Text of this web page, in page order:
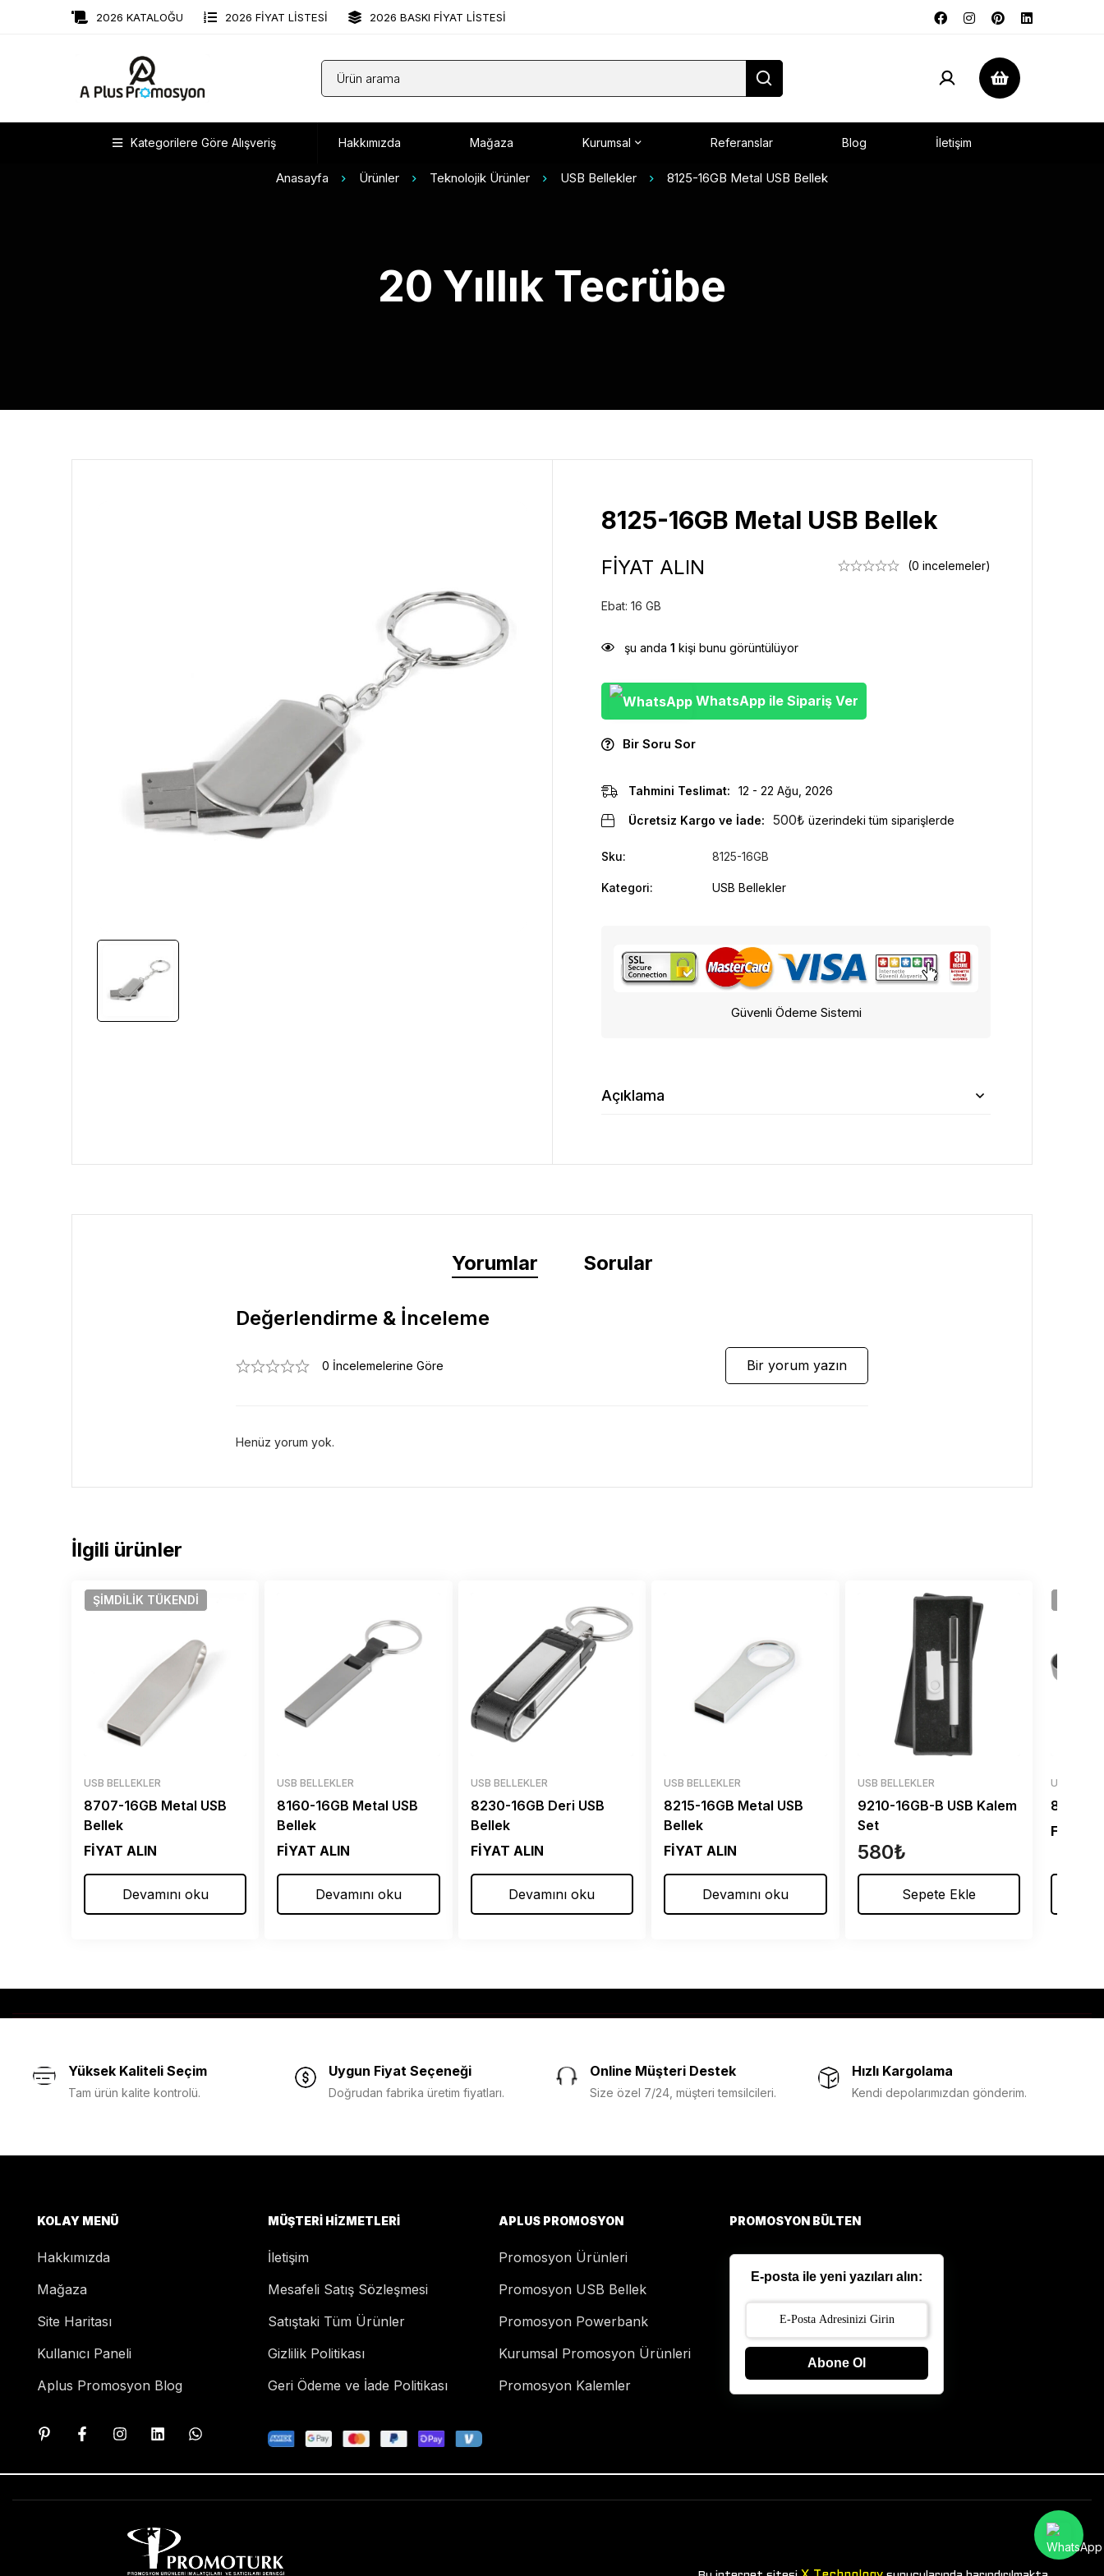
2026 KATALOĞU 2026 FİYAT LİSTESİ 2026 BASKI FİYAT LİSTESİ
Kategorilere Göre Alışveriş Hakkımızda Mağaza Kurumsal Referanslar Blog İletişim
Anasayfa Ürünler Teknolojik Ürünler USB Bellekler 8125-16GB Metal USB Bellek
20 Yıllık Tecrübe
8125-16GB Metal USB Bellek
FİYAT ALIN (0 incelemeler)
Ebat: 16 GB
şu anda 1 kişi bunu görüntülüyor
WhatsApp ile Sipariş Ver
Bir Soru Sor
Tahmini Teslimat: 12 - 22 Ağu, 2026
Ücretsiz Kargo ve İade: 500₺ üzerindeki tüm siparişlerde
Sku: 8125-16GB
Kategori: USB Bellekler
Güvenli Ödeme Sistemi
Açıklama
Yorumlar Sorular
Değerlendirme & İnceleme
0 İncelemelerine Göre Bir yorum yazın
Henüz yorum yok.
İlgili ürünler
ŞIMDILIK TÜKENDI
USB BELLEKLER
8707-16GB Metal USB
Bellek
FİYAT ALIN
Devamını oku
USB BELLEKLER
8160-16GB Metal USB
Bellek
FİYAT ALIN
Devamını oku
USB BELLEKLER
8230-16GB Deri USB
Bellek
FİYAT ALIN
Devamını oku
USB BELLEKLER
8215-16GB Metal USB
Bellek
FİYAT ALIN
Devamını oku
USB BELLEKLER
9210-16GB-B USB Kalem
Set
580₺
Sepete Ekle
USB
8118-
FİYAT
Yüksek Kaliteli Seçim
Tam ürün kalite kontrolü.
Uygun Fiyat Seçeneği
Doğrudan fabrika üretim fiyatları.
Online Müşteri Destek
Size özel 7/24, müşteri temsilcileri.
Hızlı Kargolama
Kendi depolarımızdan gönderim.
KOLAY MENÜ
Hakkımızda
Mağaza
Site Haritası
Kullanıcı Paneli
Aplus Promosyon Blog
MÜŞTERI HIZMETLERI
İletişim
Mesafeli Satış Sözleşmesi
Satıştaki Tüm Ürünler
Gizlilik Politikası
Geri Ödeme ve İade Politikası
APLUS PROMOSYON
Promosyon Ürünleri
Promosyon USB Bellek
Promosyon Powerbank
Kurumsal Promosyon Ürünleri
Promosyon Kalemler
PROMOSYON BÜLTEN
E-posta ile yeni yazıları alın:
Abone Ol